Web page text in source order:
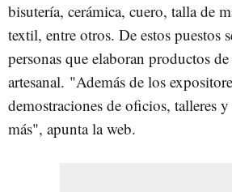
bisutería, cerámica, cuero, talla de
textil, entre otros. De estos puestos
personas que elaboran productos
artesanal. "Además de los
demostraciones de oficios, talleres y
más", apunta la web.